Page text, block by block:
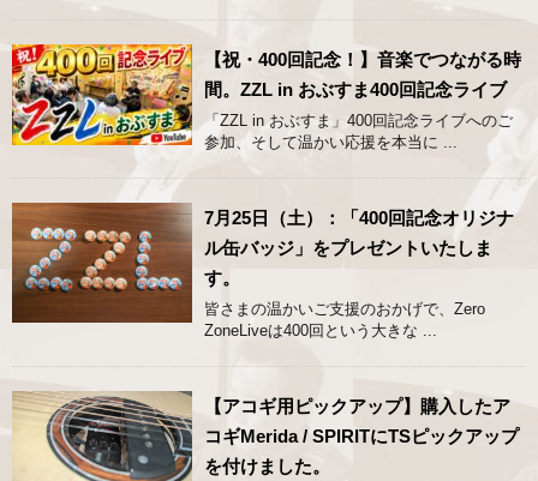
【祝・400回記念！】音楽でつながる時
間。ZZL in おぶすま400回記念ライブ
「ZZL in おぶすま」400回記念ライブへのご
参加、そして温かい応援を本当に ...
7月25日（土）：「400回記念オリジナ
ル缶バッジ」をプレゼントいたしま
す。
皆さまの温かいご支援のおかげで、Zero
ZoneLiveは400回という大きな ...
【アコギ用ピックアップ】購入したア
コギMerida / SPIRITにTSピックアップ
を付けました。